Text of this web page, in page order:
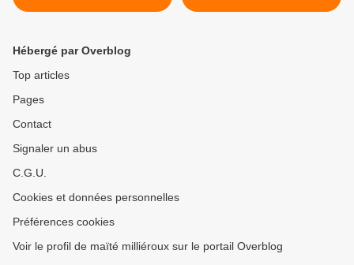
Hébergé par Overblog
Top articles
Pages
Contact
Signaler un abus
C.G.U.
Cookies et données personnelles
Préférences cookies
Voir le profil de maïté milliéroux sur le portail Overblog